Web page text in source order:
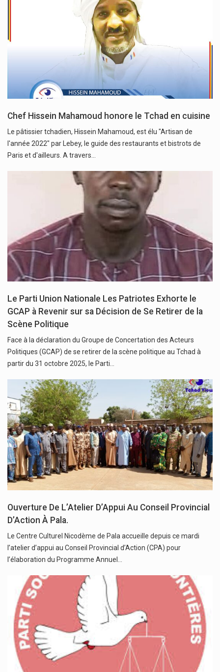
Chef Hissein Mahamoud honore le Tchad en cuisine
Le pâtissier tchadien, Hissein Mahamoud, est élu "Artisan de
l'année 2022" par Lebey, le guide des restaurants et bistrots de
Paris et d'ailleurs. A travers…
Le Parti Union Nationale Les Patriotes Exhorte le
GCAP à Revenir sur sa Décision de Se Retirer de la
Scène Politique
Face à la déclaration du Groupe de Concertation des Acteurs
Politiques (GCAP) de se retirer de la scène politique au Tchad à
partir du 31 octobre 2025, le Parti…
Ouverture De L’Atelier D’Appui Au Conseil Provincial
D’Action À Pala.
Le Centre Culturel Nicodème de Pala accueille depuis ce mardi
l’atelier d’appui au Conseil Provincial d’Action (CPA) pour
l’élaboration du Programme Annuel…